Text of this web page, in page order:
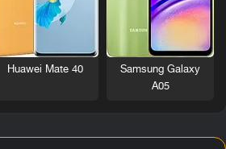
Samsung Galaxy
A05
Huawei Mate 40